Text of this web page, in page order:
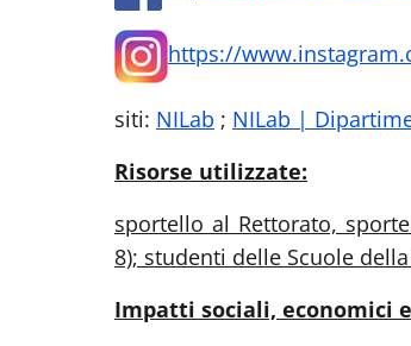
https://
siti: NILab ; NILab |
Risorse utilizzate:
sportello al Rettorato,
8); studenti delle Scuole
Impatti sociali,